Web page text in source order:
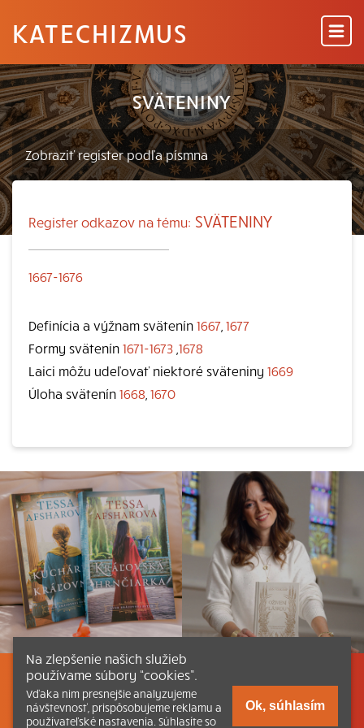
KATECHIZMUS
SVÄTENINY
Register odkazov na tému: SVÄTENINY
1667-1676
Definícia a výžnam svätenín 1667 1677
Formy svätenín 1671-1673 1678
Laici môžu udeľovať niektoré sväteniny 1669
Úloha svätenín 1668 1670
Listovať Obsah Dokumenty a články
Kontakt Tlačená verzia Katechizmu
Na zlepšenie našich služieb
používame súbory “cookies”.
Vďaka nim presnejšie analyzujeme
návštevnosť, prispôsobujeme reklamu a
používateľské nastavenia. Súhlasíte so
Ok, súhlasím